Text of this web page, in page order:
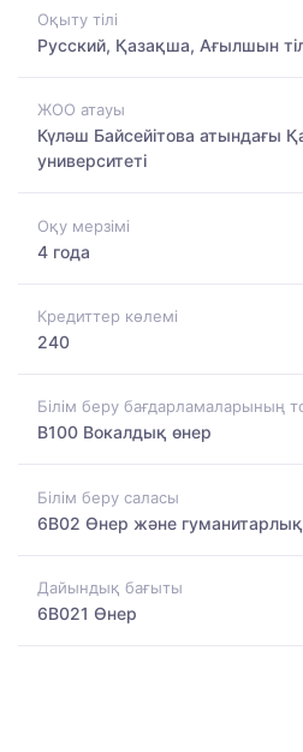
Оқыту тілі
Русский, Қазақша, Ағылшын
ЖОО атауы
Күләш Байсейітова атындағы
университеті
Оқу мерзімі
4 года
Кредиттер көлемі
240
Білім беру бағдарламаларының
B100 Вокалдық өнер
Білім беру саласы
6B02 Өнер және
Дайындық бағыты
6B021 Өнер